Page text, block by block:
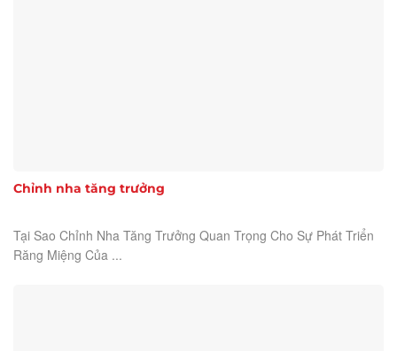
Chỉnh nha tăng trưởng
Tại Sao Chỉnh Nha Tăng Trưởng Quan Trọng Cho Sự Phát Triển
Răng Miệng Của ...